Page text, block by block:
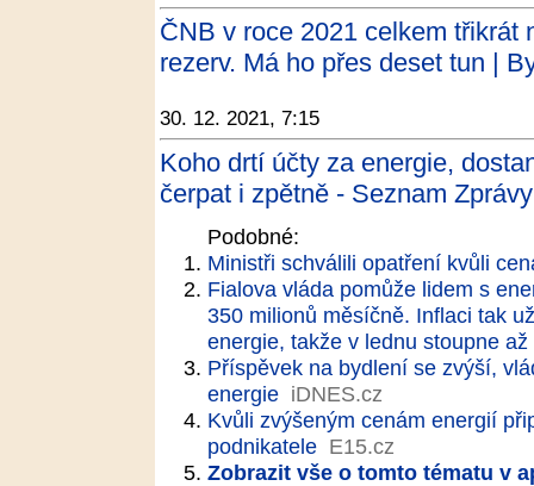
ČNB v roce 2021 celkem třikrát
rezerv. Má ho přes deset tun |
30. 12. 2021, 7:15
Koho drtí účty za energie,
čerpat i zpětně - Seznam Zprávy
Podobné:
Ministři schválili opatření kvůli
Fialova vláda pomůže lidem s
350 milionů měsíčně. Inflaci tak
energie, takže v lednu stoupne
Příspěvek na bydlení se zvýší,
energie iDNES.cz
Kvůli zvýšeným cenám energií
podnikatele E15.cz
Zobrazit vše o tomto tématu v